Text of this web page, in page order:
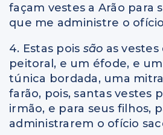
façam vestes a Arão para
que me administre o
4. Estas pois são as
peitoral, e um éfode, e
túnica bordada, uma
farão, pois, santas vestes
irmão, e para seus filhos,
administrarem o ofício